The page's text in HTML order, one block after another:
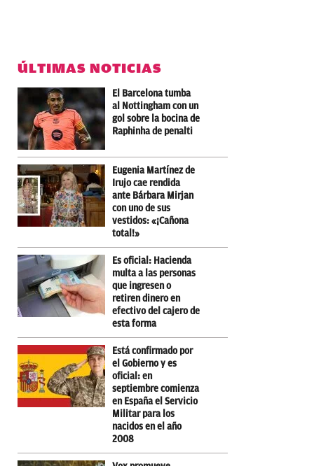
ÚLTIMAS NOTICIAS
El Barcelona tumba
al Nottingham con un
gol sobre la bocina de
Raphinha de penalti
Eugenia Martínez de
Irujo cae rendida
ante Bárbara Mirjan
con uno de sus
vestidos: «¡Cañona
total!»
Es oficial: Hacienda
multa a las personas
que ingresen o
retiren dinero en
efectivo del cajero de
esta forma
Está confirmado por
el Gobierno y es
oficial: en
septiembre comienza
en España el Servicio
Militar para los
nacidos en el año
2008